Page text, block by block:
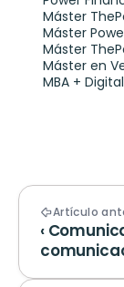
Máster
Máster
Máster
Máster en
MBA +
Artículo
‹